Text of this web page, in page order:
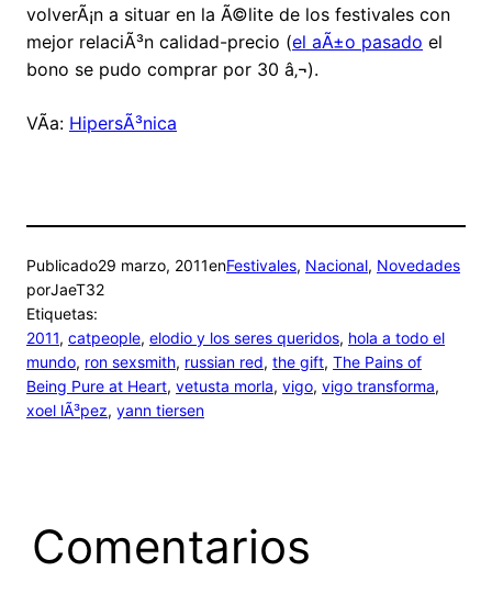
volverÃ¡n a situar en la Ã©lite de los festivales con
mejor relaciÃ³n calidad-precio (el aÃ±o pasado el
bono se pudo comprar por 30 â‚¬).
VÃ­a: HipersÃ³nica
Publicado29 marzo, 2011enFestivales, Nacional, Novedades
porJaeT32
Etiquetas:
2011, catpeople, elodio y los seres queridos, hola a todo el
mundo, ron sexsmith, russian red, the gift, The Pains of
Being Pure at Heart, vetusta morla, vigo, vigo transforma
xoel lÃ³pez, yann tiersen
Comentarios